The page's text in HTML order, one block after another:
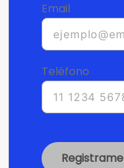
Email
Teléfono
Registrame